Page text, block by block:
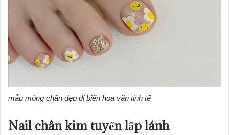
mẫu móng chân đẹp đi biển hoa văn tinh tế
Nail chân kim tuyến lấp lánh